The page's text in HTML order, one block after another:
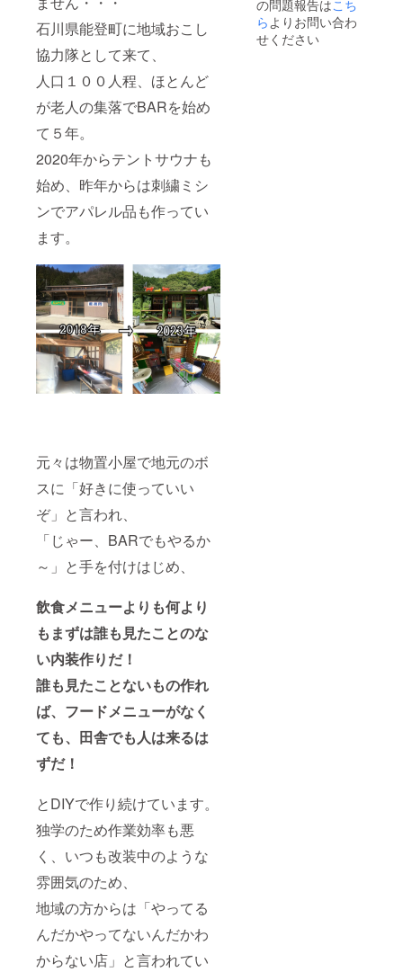
石川県能登町に地域おこし
協力隊として来て、
人口１００人程、ほとんど
が老人の集落でBARを始め
て５年。
2020年からテントサウナも
始め、昨年からは刺繍ミシ
ンでアパレル品も作ってい
ます。
元々は物置小屋で地元のボ
スに「好きに使っていい
ぞ」と言われ、
「じゃー、BARでもやるか
～」と手を付けはじめ、
飲食メニューよりも何より
もまずは誰も見たことのな
い内装作りだ！
誰も見たことないもの作れ
ば、フードメニューがなく
ても、田舎でも人は来るは
ずだ！
とDIYで作り続けています。
独学のため作業効率も悪
く、いつも改装中のような
雰囲気のため、
地域の方からは「やってる
んだかやってないんだかわ
からない店」と言われてい
の問題報告はこち
らよりお問い合わ
せください